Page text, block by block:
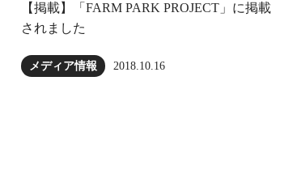
【掲載】「FARM PARK PROJECT」に掲載
されました
メディア情報 2018.10.16